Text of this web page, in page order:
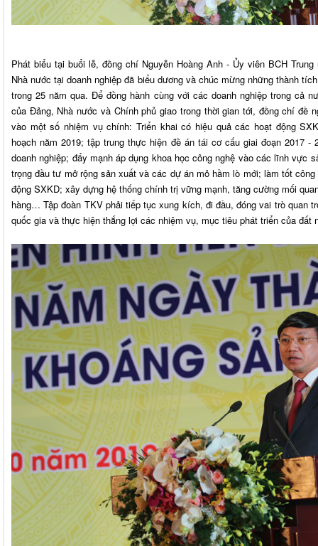
Phát biểu tại buổi lễ, đồng chí Nguyễn Hoàng Anh - Ủy viên BCH
Nhà nước tại doanh nghiệp đã biểu dương và chúc mừng những thành
trong 25 năm qua. Để đồng hành cùng với các doanh nghiệp trong cả
của Đảng, Nhà nước và Chính phủ giao trong thời gian tới, đồng chí đề
vào một số nhiệm vụ chính: Triển khai có hiệu quả các hoạt động
hoạch năm 2019; tập trung thực hiện đề án tái cơ cấu giai đoạn 2017 -
doanh nghiệp; đẩy mạnh áp dụng khoa học công nghệ vào các lĩnh vực
trọng đầu tư mở rộng sản xuất và các dự án mỏ hầm lò mới; làm tốt
động SXKD; xây dựng hệ thống chính trị vững mạnh, tăng cường mối
hàng… Tập đoàn TKV phải tiếp tục xung kích, đi đầu, đóng vai trò quan
quốc gia và thực hiện thắng lợi các nhiệm vụ, mục tiêu phát triển của đất